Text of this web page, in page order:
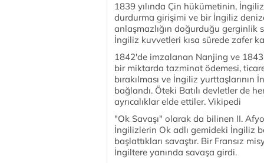
1839 yılında Çin hükümetinin,
durdurma girişimi ve bir İngiliz
anlaşmazlığın doğurduğu gerginlik
İngiliz kuvvetleri kısa sürede zafer
1842'de imzalanan Nanjing ve
bir miktarda tazminat ödemesi,
bırakılması ve İngiliz
bağlandı. Öteki Batılı devletler de
ayrıcalıklar elde ettiler. Vikipedi
"Ok Savaşı" olarak da bilinen II.
İngilizlerin Ok adlı gemideki İngiliz
başlattıkları savaştır. Bir Fransız
İngiltere yanında savaşa girdi.